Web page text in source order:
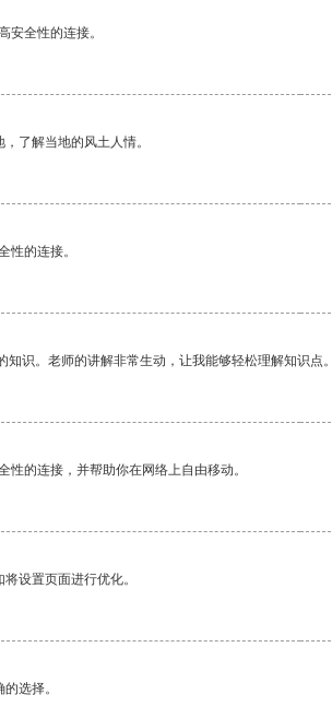
安全性的连接。
了解当地的风土人情。
性的连接。
识。老师的讲解非常生动，让我能够轻松理解知识点。
的连接，并帮助你在网络上自由移动。
设置页面进行优化。
选择。